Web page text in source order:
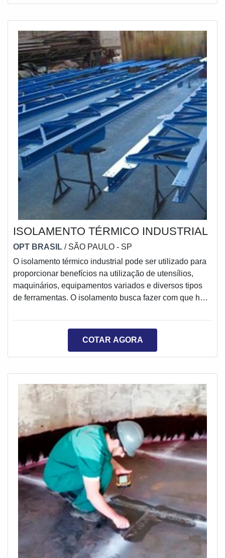
aplicada em diversos locais como, por exemplo, pisos,
ISOLAMENTO TÉRMICO INDUSTRIAL
OPT BRASIL / SÃO PAULO - SP
O isolamento térmico industrial pode ser utilizado para
proporcionar benefícios na utilização de utensílios,
maquinários, equipamentos variados e diversos tipos
de ferramentas. O isolamento busca fazer com que haja
possibilitando que ocorra um melhor desempenho dos
redução no gasto de energia. O isolamento pode ser
COTAR AGORA